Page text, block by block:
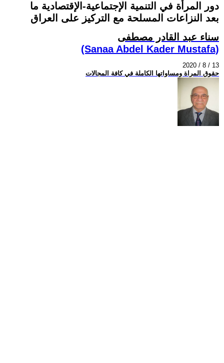
دور المرأة في التنمية الإجتماعية-الإقتصادية ما
بعد النزاعات المسلحة مع التركيز على العراق
سناء عبد القادر مصطفى
(Sanaa Abdel Kader Mustafa)
2020 / 8 / 13
حقوق المراة ومساواتها الكاملة في كافة المجالات